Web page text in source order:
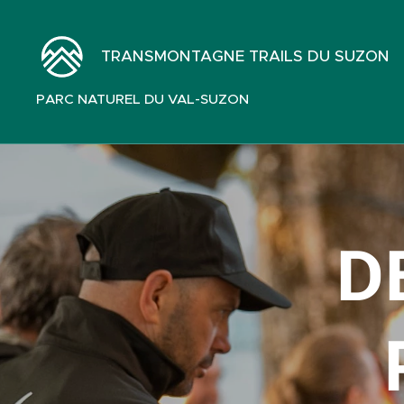
TRANSMONTAGNE TRAILS DU SUZON
PARC NATUREL DU VAL-SUZON
❓